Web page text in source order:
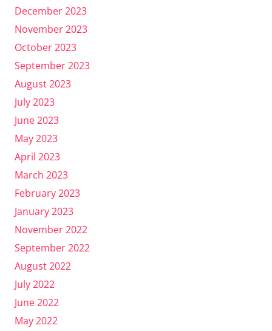
December 2023
November 2023
October 2023
September 2023
August 2023
July 2023
June 2023
May 2023
April 2023
March 2023
February 2023
January 2023
November 2022
September 2022
August 2022
July 2022
June 2022
May 2022